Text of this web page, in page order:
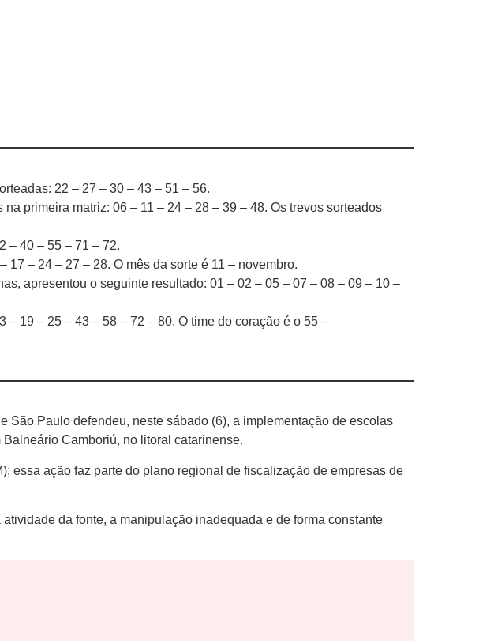
22 – 27 – 30 – 43 – 51 – 56.
primeira matriz: 06 – 11 – 24 – 28 – 39 – 48. Os trevos sorteados
– 40 – 55 – 71 – 72.
– 24 – 27 – 28. O mês da sorte é 11 – novembro.
apresentou o seguinte resultado: 01 – 02 – 05 – 07 – 08 – 09 – 10 –
19 – 25 – 43 – 58 – 72 – 80. O time do coração é o 55 –
São Paulo defendeu, neste sábado (6), a implementação de escolas
Camboriú, no litoral catarinense.
essa ação faz parte do plano regional de fiscalização de empresas de
da fonte, a manipulação inadequada e de forma constante